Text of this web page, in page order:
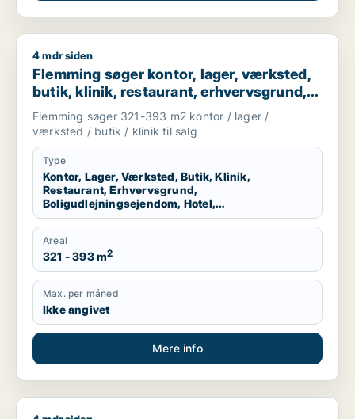
Flemming søger kontor, lager, værksted, butik, klinik,
4 mdr siden
Flemming søger kontor, lager, værksted,
butik, klinik, restaurant, erhvervsgrund,
boligudlejningsejendom, hotel,
produktionslokaler eller garage til salg i
Kolding, Christiansfeld eller Sjølund m.fl.
Flemming søger 321-393 m2 kontor / lager /
værksted / butik / klinik til salg
Type
Kontor, Lager, Værksted, Butik, Klinik,
Restaurant, Erhvervsgrund,
Boligudlejningsejendom, Hotel,
Produktionslokaler, Garage
Areal
321 - 393 m2
Max. per måned
Ikke angivet
Mere info